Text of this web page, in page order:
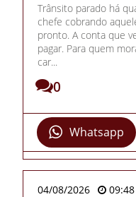
Trânsito parado há
chefe cobrando
pronto. A conta que
pagar. Para quem
car...
0
Whatsapp
04/08/2026 09:48